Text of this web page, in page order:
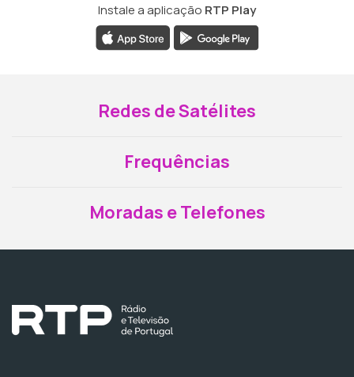
Instale a aplicação RTP Play
Redes de Satélites
Frequências
Moradas e Telefones